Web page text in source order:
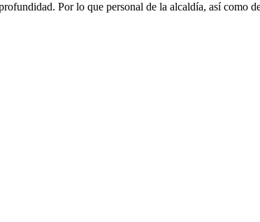
Por lo que personal de la alcaldía, así como